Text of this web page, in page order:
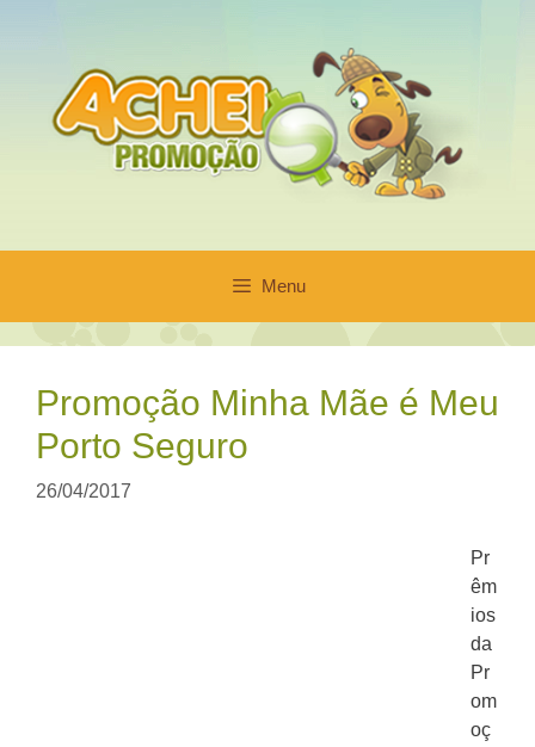
conteúdo
Menu
Promoção Minha Mãe é Meu
Porto Seguro
26/04/2017
Pr
êm
ios
da
Pr
om
oç